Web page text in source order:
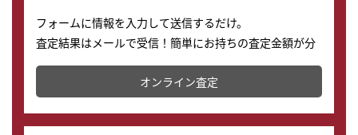
フォームに情報を入力して送信するだけ。
査定結果はメールで受信！簡単にお持ちの査定金額が分
かります。
オンライン査定